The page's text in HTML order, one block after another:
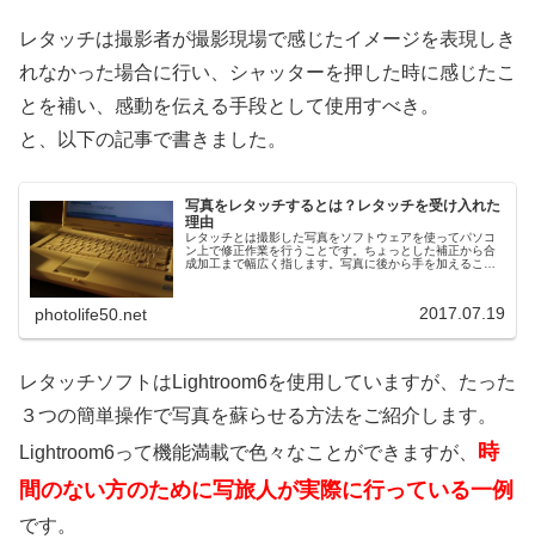
レタッチは撮影者が撮影現場で感じたイメージを表現しき
れなかった場合に行い、シャッターを押した時に感じたこ
とを補い、感動を伝える手段として使用すべき。
と、以下の記事で書きました。
写真をレタッチするとは？レタッチを受け入れた
理由
レタッチとは撮影した写真をソフトウェアを使ってパソコ
ン上で修正作業を行うことです。ちょっとした補正から合
成加工まで幅広く指します。写真に後から手を加えること
photolife50.net 2017.07.19
レタッチソフトはLightroom6を使用していますが、たった
３つの簡単操作で写真を蘇らせる方法をご紹介します。
Lightroom6って機能満載で色々なことができますが、
時
間のない方のために写旅人が実際に行っている一例
です。